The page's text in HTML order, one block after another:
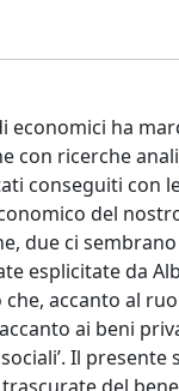
economici ha
con ricerche
conseguiti con
del
due ci
esplicitate da
accanto al
ai beni
Il presente